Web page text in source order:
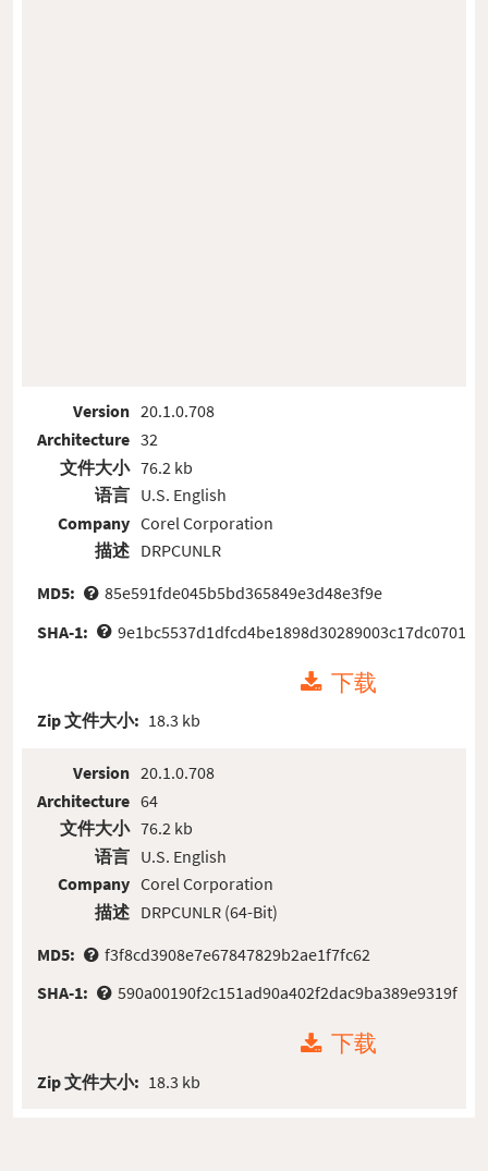
Version
Architecture
文件大小
语言
Company
描述
20.1.0.708
32
76.2 kb
U.S. English
Corel Corporation
DRPCUNLR
MD5:
85e591fde045b5bd365849e3d48e3f9e
SHA-1:
9e1bc5537d1dfcd4be1898d30289003c17dc0701
下载
Zip 文件大小: 18.3 kb
Version
Architecture
文件大小
语言
Company
描述
20.1.0.708
64
76.2 kb
U.S. English
Corel Corporation
DRPCUNLR (64-Bit)
MD5:
f3f8cd3908e7e67847829b2ae1f7fc62
SHA-1:
590a00190f2c151ad90a402f2dac9ba389e9319f
下载
Zip 文件大小: 18.3 kb